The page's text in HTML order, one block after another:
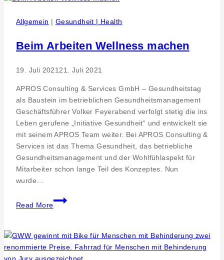
Allgemein | Gesundheit | Health
Beim Arbeiten Wellness machen
19. Juli 2021 21. Juli 2021
APROS Consulting & Services GmbH – Gesundheitstag
als Baustein im betrieblichen Gesundheitsmanagement
Geschäftsführer Volker Feyerabend verfolgt stetig die ins
Leben gerufene „Initiative Gesundheit“ und entwickelt sie
mit seinem APROS Team weiter. Bei APROS Consulting &
Services ist das Thema Gesundheit, das betriebliche
Gesundheitsmanagement und der Wohlfühlaspekt für
Mitarbeiter schon lange Teil des Konzeptes. Nun
wurde…
Read More
Beim
Arbeiten
machen